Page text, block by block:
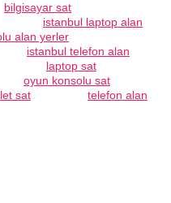
bilgisayar sat
istanbul laptop alan
alan yerler
istanbul telefon alan
laptop sat
oyun konsolu sat
sat
telefon alan